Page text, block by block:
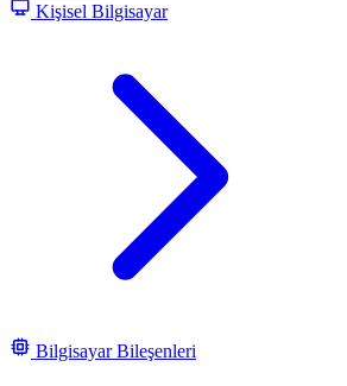
Kişisel Bilgisayar
Bilgisayar Bileşenleri